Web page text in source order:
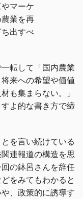
マーケ
業を再
出すべ
転して「国内農業
来への希望や価値
も集まらない。」
よ的な書き方で締
を言い続けている
連報道の構造を思
の鉢呂さんを辞任
をみてもわかると
、政策的に誘導す